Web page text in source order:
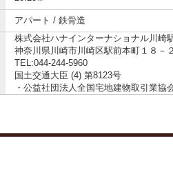
アパート / 鉄骨造
株式会社ハナインターナショナル川崎
神奈川県川崎市川崎区駅前本町１８－
TEL:044-244-5960
国土交通大臣 (4) 第8123号
・公益社団法人全国宅地建物取引業協